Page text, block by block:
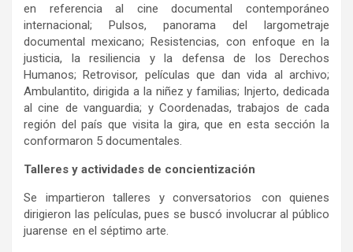
en referencia al cine documental contemporáneo
internacional; Pulsos, panorama del largometraje
documental mexicano; Resistencias, con enfoque en la
justicia, la resiliencia y la defensa de los Derechos
Humanos; Retrovisor, películas que dan vida al archivo;
Ambulantito, dirigida a la niñez y familias; Injerto, dedicada
al cine de vanguardia; y Coordenadas, trabajos de cada
región del país que visita la gira, que en esta sección la
conformaron 5 documentales.
Talleres y actividades de concientización
Se impartieron talleres y conversatorios con quienes
dirigieron las películas, pues se buscó involucrar al público
juarense en el séptimo arte.